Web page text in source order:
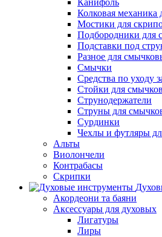
Канифоль
Колковая механика
Мостики для
Подбородники для
Подставки под
Разное для
Смычки
Средства по уходу
Стойки для
Струнодержатели
Струны для
Сурдинки
Чехлы и футляры
Альты
Виолончели
Контрабасы
Скрипки
Акордеони та баяни
Аксессуары для духовых
Лигатуры
Лиры